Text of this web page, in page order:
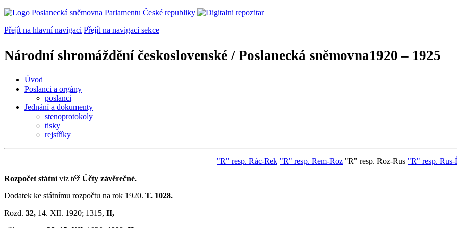
Přejít na hlavní navigaci Přejít na navigaci sekce
Národní shromáždění československé / Poslanecká sněmovna1920 – 1925
Úvod
Poslanci a orgány
poslanci
Jednání a dokumenty
stenoprotokoly
tisky
rejstříky
"R" resp. Rác-Rek "R" resp. Rem-Roz "R" resp. Roz-Rus "R" resp. Rus-
Rozpočet státníviz též Účty závěrečné.
Dodatek ke státnímu rozpočtu na rok 1920. T. 1028.
Rozd. 32, 14. XII. 1920; 1315, II,